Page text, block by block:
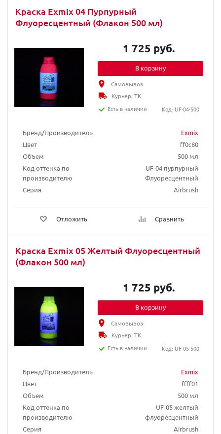
Краска Exmix 04 Пурпурный
Флуоресцентный (Флакон 500 мл)
Бренд/Производитель
Exmix
Цвет
ff0c80
Объем
500 мл
Код оттенка по
производителю
UF-04 пурпурный
Флуоресцентный
Серия
Airbrush
Отложить Сравнить
1 725 руб.
В корзину
Самовывоз
Курьер, ТК
Есть в наличии
Код: UF-04-500
Краска Exmix 05 Желтый Флуоресцентный
(Флакон 500 мл)
Бренд/Производитель
Exmix
Цвет
ffff01
Объем
500 мл
Код оттенка по
производителю
UF-05 желтый
флуоресцентный
Серия
Airbrush
1 725 руб.
В корзину
Самовывоз
Курьер, ТК
Есть в наличии
Код: UF-05-500